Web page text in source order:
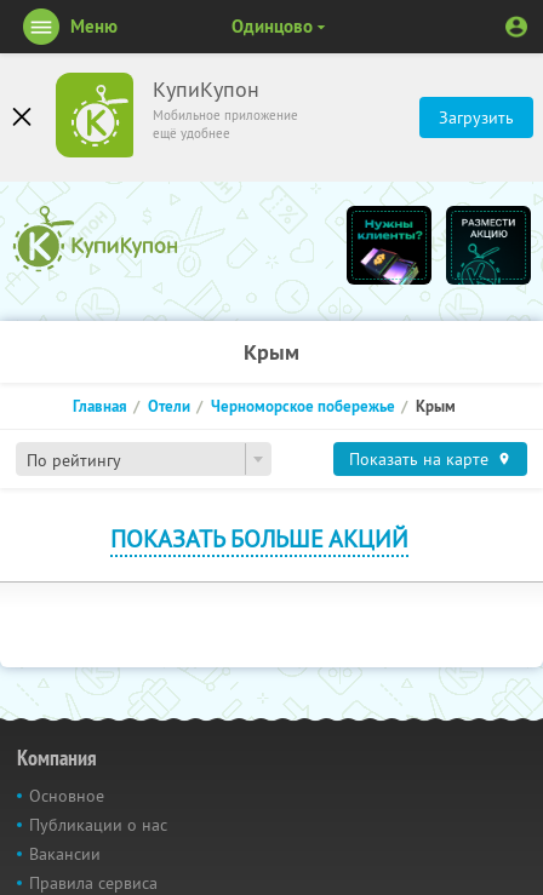
КупиКупон
Мобильное приложение
ещё удобнее
Загрузить
Меню Одинцово
Крым
По рейтингу
Главная Отели Черноморское побережье Крым
Показать на карте
ПОКАЗАТЬ БОЛЬШЕ АКЦИЙ
Компания
Основное
Публикации о нас
Вакансии
Правила сервиса